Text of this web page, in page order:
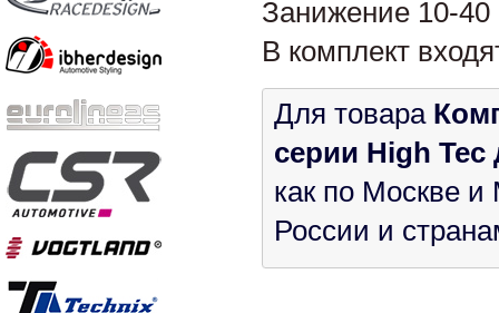
Занижение 10-
В комплект
Для товара
серии High Tec
как по Москве и
России и